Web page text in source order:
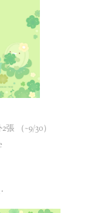
（~9/30）